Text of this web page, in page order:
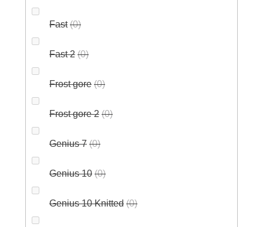
Fast 0
Fast 2 0
Frost gore 0
Frost gore 2 0
Genius 7 0
Genius 10 0
Genius 10 Knitted 0